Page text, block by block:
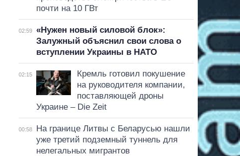
почти на 10 ГВт
02:59
«Нужен новый силовой блок»:
Залужный объяснил свои слова о
вступлении Украины в НАТО
02:15
Кремль готовил покушение
на руководителя компании,
поставляющей дроны
Украине – Die Zeit
00:58
На границе Литвы с Беларусью нашли
уже третий подземный туннель для
нелегальных мигрантов